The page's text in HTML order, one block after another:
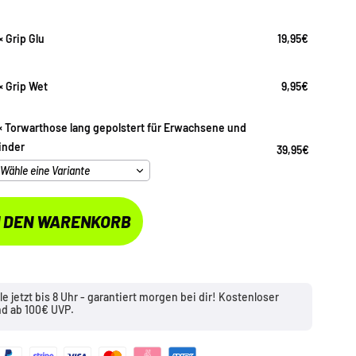
Grip Glu 19,95€
Grip Wet 9,95€
Torwarthose lang gepolstert für Erwachsene und
39,95€
DEN WARENKORB
jetzt bis 8 Uhr - garantiert morgen bei dir! Kostenloser
ab 100€ UVP.